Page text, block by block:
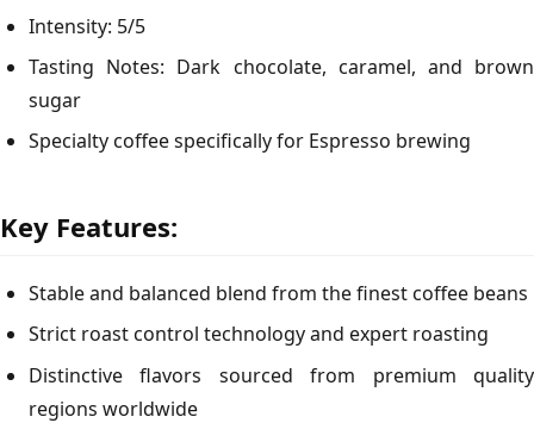
Intensity: 5/5
Tasting Notes: Dark chocolate, caramel, and brown
sugar
Specialty coffee specifically for Espresso brewing
Key Features:
Stable and balanced blend from the finest coffee beans
Strict roast control technology and expert roasting
Distinctive flavors sourced from premium quality
regions worldwide